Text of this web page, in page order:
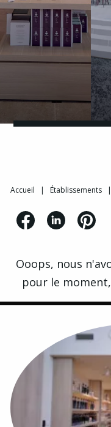
Accueil | Établissements
Ooops, nous
pour le